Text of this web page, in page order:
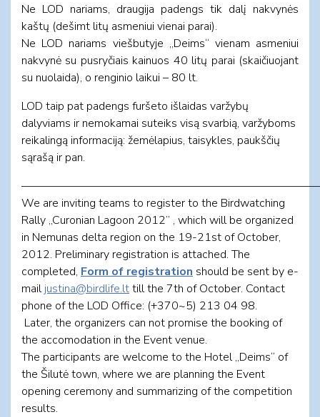
Ne LOD nariams, draugija padengs tik dalį nakvynės
kaštų (dešimt litų asmeniui vienai parai).
Ne LOD nariams viešbutyje „Deims“ vienam asmeniui
nakvynė su pusryčiais kainuos 40 litų parai (skaičiuojant
su nuolaida), o renginio laikui – 80 lt.
LOD taip pat padengs furšeto išlaidas varžybų
dalyviams ir nemokamai suteiks visą svarbią, varžyboms
reikalingą informaciją: žemėlapius, taisykles, paukščių
sąrašą ir pan.
We are inviting teams to register to the Birdwatching
Rally „Curonian Lagoon 2012” , which will be organized
in Nemunas delta region on the 19-21st of October,
2012. Preliminary registration is attached. The
completed, Form of registration should be sent by e-
mailjustina@birdlife.lttill the 7th of October. Contact
phone of the LOD Office: (+370~5) 213 04 98.
Later, the organizers can not promise the booking of
the accomodation in the Event venue.
The participants are welcome to the Hotel „Deims“ of
the Šilutė town, where we are planning the Event
opening ceremony and summarizing of the competition
results.